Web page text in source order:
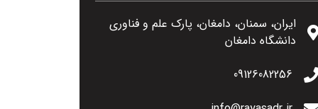
ایران، سمنان، دامغان، پارک علم و فناوری
دانشگاه دامغان
09126082256